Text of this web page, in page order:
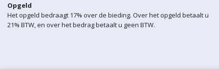
Opgeld
Het opgeld bedraagt 17% over de bieding. Over het opgeld betaalt u
21% BTW, en over het bedrag betaalt u geen BTW.